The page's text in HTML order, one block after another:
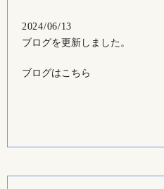
2024/06/13
ブログを更新しました。
ブログはこちら